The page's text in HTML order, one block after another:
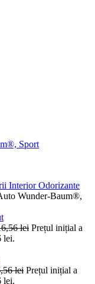
InteriorOdorizante
Wunder-Baum®,
lei Prețul inițial a
lei.
lei Prețul inițial a
lei.